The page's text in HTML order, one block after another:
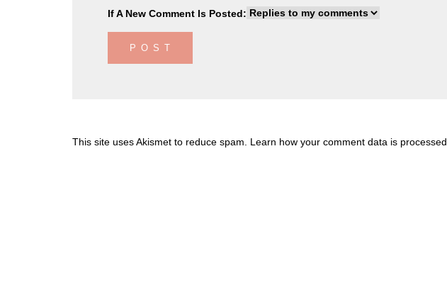
If A New Comment Is Posted:
This site uses Akismet to reduce spam. Learn how your comment data is processed